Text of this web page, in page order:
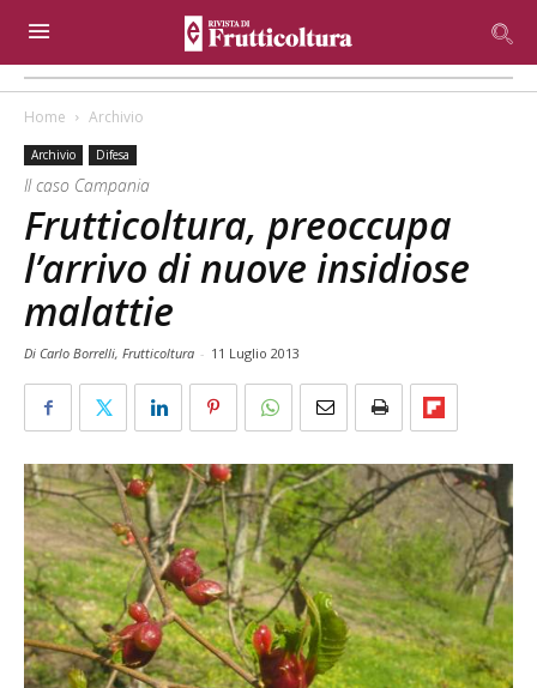
Home Archivio
Archivio Difesa
Il caso Campania
Frutticoltura, preoccupa
l’arrivo di nuove insidiose
malattie
Di Carlo Borrelli, Frutticoltura - 11 Luglio 2013